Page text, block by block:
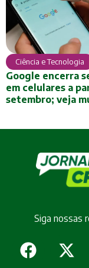
Ciência e Tecnologia
Google encerra
em celulares a
setembro; veja
Siga nossas